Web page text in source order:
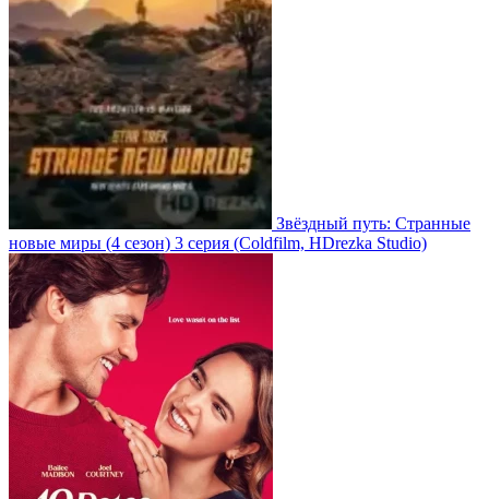
Звёздный путь: Странные
новые миры (4 сезон) 3 серия (Coldfilm, HDrezka Studio)